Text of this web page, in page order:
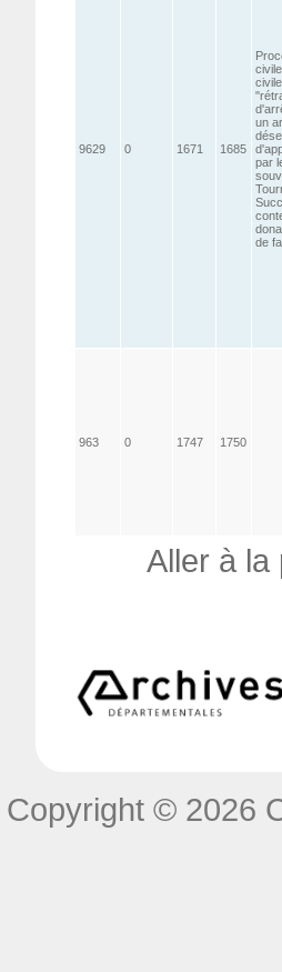
9629 0 1671 1685
un
par
de
963 0 1747 1750
Aller à la
Copyright © 2026